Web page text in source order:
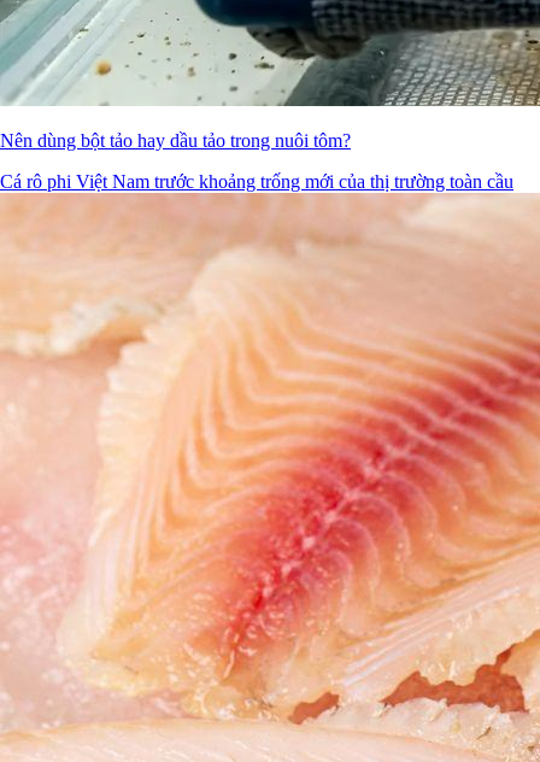
Nên dùng bột tảo hay dầu tảo trong nuôi tôm?
Cá rô phi Việt Nam trước khoảng trống mới của thị trường toàn cầu